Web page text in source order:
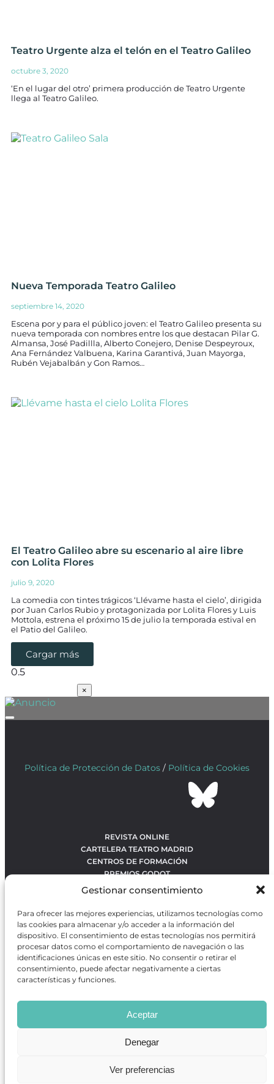
Gestionar consentimiento
Para ofrecer las mejores experiencias, utilizamos tecnologías como
las cookies para almacenar y/o acceder a la información del
dispositivo. El consentimiento de estas tecnologías nos permitirá
procesar datos como el comportamiento de navegación o las
identificaciones únicas en este sitio. No consentir o retirar el
consentimiento, puede afectar negativamente a ciertas
características y funciones.
Aceptar
Denegar
Ver preferencias
Teatro Urgente alza el telón en el Teatro Galileo
octubre 3, 2020
‘En el lugar del otro’ primera producción de Teatro Urgente
llega al Teatro Galileo.
Nueva Temporada Teatro Galileo
septiembre 14, 2020
Escena por y para el público joven: el Teatro Galileo presenta su
nueva temporada con nombres entre los que destacan Pilar G.
Almansa, José Padillla, Alberto Conejero, Denise Despeyroux,
Ana Fernández Valbuena, Karina Garantivá, Juan Mayorga,
Rubén Vejabalbán y Gon Ramos…
El Teatro Galileo abre su escenario al aire libre
con Lolita Flores
julio 9, 2020
La comedia con tintes trágicos ‘Llévame hasta el cielo’, dirigida
por Juan Carlos Rubio y protagonizada por Lolita Flores y Luis
Mottola, estrena el próximo 15 de julio la temporada estival en
el Patio del Galileo.
Cargar más
×
Política de Protección de Datos / Política de Cookies
REVISTA ONLINE
CARTELERA TEATRO MADRID
CENTROS DE FORMACIÓN
PREMIOS GODOT
CONTACTO
OBRAS MÁS VOTADAS
RANKING MEJORES OBRAS
BÚSQUEDA AVANZADA DE OBRAS
Revista GODOTes una revista independiente especializada
en información sobre artes escénicas de Madrid, gratuita y
que se distribuye en espacios escénicos, además de otros
puntos de interés turístico y de ocio de la capital.